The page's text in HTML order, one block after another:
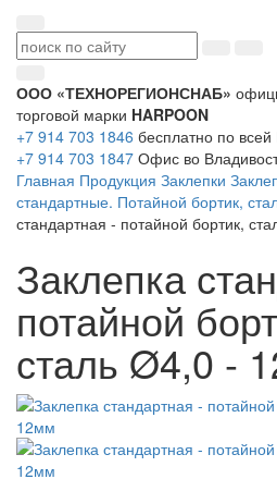
ООО «ТЕХНОРЕГИОНСНАБ»
торговой марки HARPOON
+7 914 703 1846 бесплатно по всей
+7 914 703 1847 Офис во
Главная Продукция Заклепки
стандартные. Потайной бортик,
стандартная - потайной бортик,
Заклепка
потайной
сталь Ø4,0 -